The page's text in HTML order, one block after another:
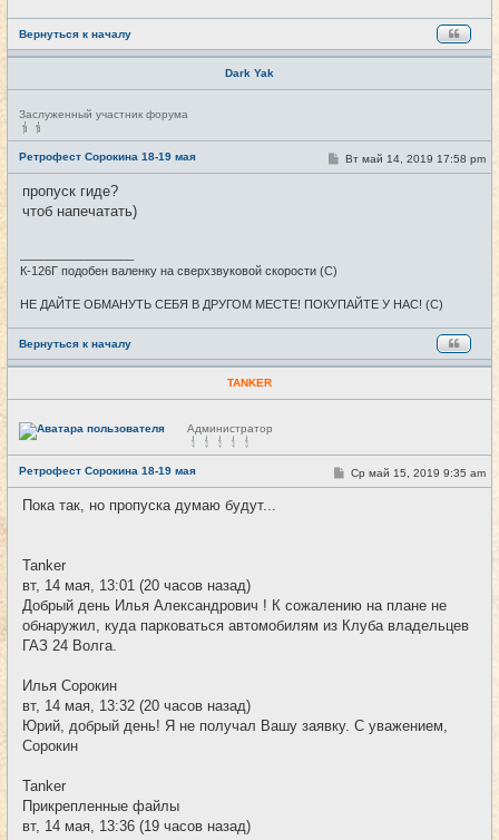
и
Вернуться к началу
Dark Yak
Н
е
в
с
е
т
и
Заслуженный участник форума
Ретрофест Сорокина 18-19 мая #7
С
о
Вт май 14, 2019 17:58 pm
пропуск гиде?
чтоб напечатать)
К-126Г подобен валенку на сверхзвуковой скорости (С)
НЕ ДАЙТЕ ОБМАНУТЬ СЕБЯ В ДРУГОМ МЕСТЕ! ПОКУПАЙТЕ У НАС! (С)
Вернуться к началу
TANKER
Н
е
е
т
и
Администратор
Ретрофест Сорокина 18-19 мая #8
С
о
Ср май 15, 2019 9:35 am
Пока так, но пропуска думаю будут...
Tanker
вт, 14 мая, 13:01 (20 часов назад)
Добрый день Илья Александрович ! К сожалению на плане не
обнаружил, куда парковаться автомобилям из Клуба владельцев
ГАЗ 24 Волга.
Илья Сорокин
вт, 14 мая, 13:32 (20 часов назад)
Юрий, добрый день! Я не получал Вашу заявку. С уважением,
Сорокин
Tanker
Прикрепленные файлы
вт, 14 мая, 13:36 (19 часов назад)